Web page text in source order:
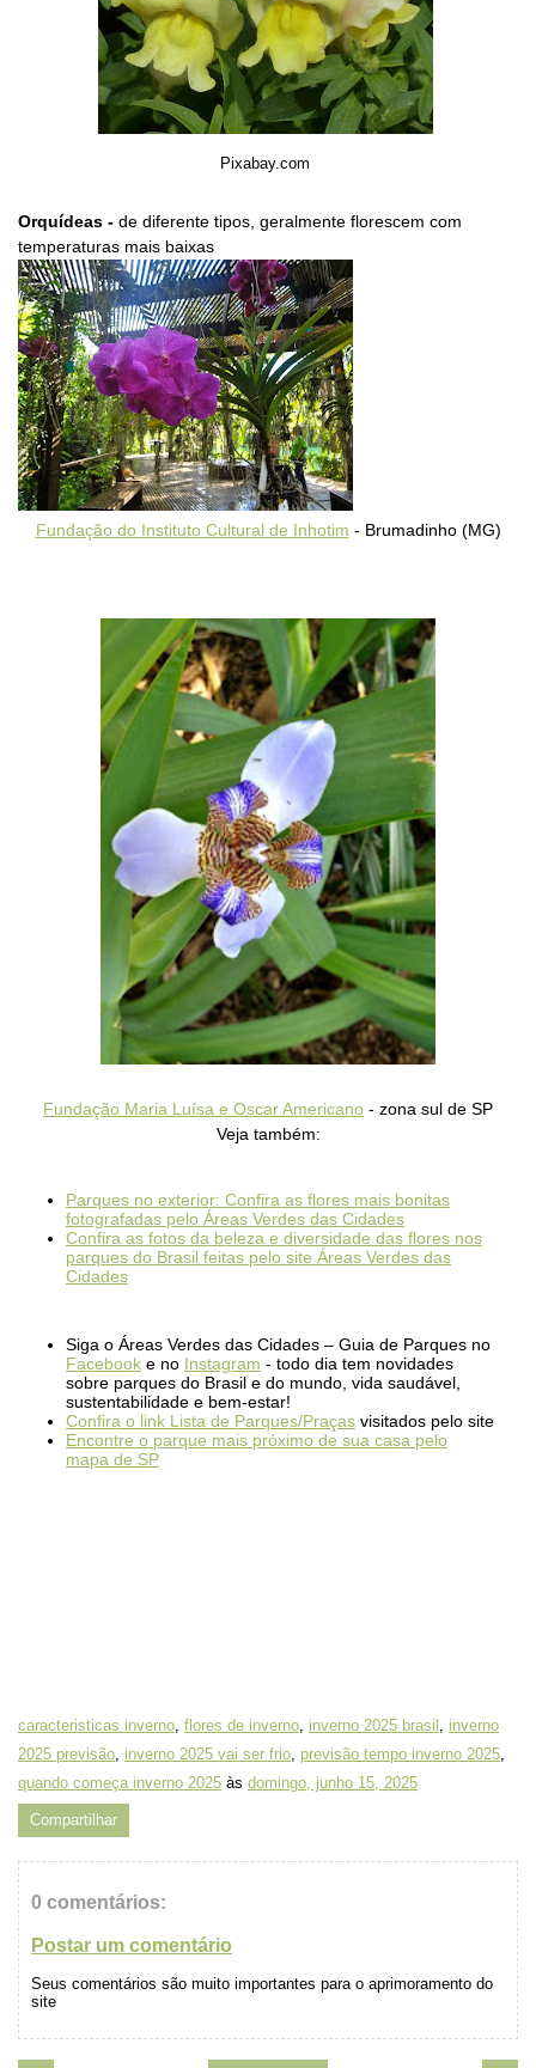
Pixabay.com
Orquídeas - de diferente tipos, geralmente florescem com
temperaturas mais baixas
Fundação do Instituto Cultural de Inhotim - Brumadinho (MG)
Fundação Maria Luísa e Oscar Americano - zona sul de SP
Veja também:
Parques no exterior: Confira as flores mais bonitas
fotografadas pelo Áreas Verdes das Cidades
Confira as fotos da beleza e diversidade das flores nos
parques do Brasil feitas pelo site Áreas Verdes das
Cidades
Siga o Áreas Verdes das Cidades – Guia de Parques no
Facebook e no Instagram - todo dia tem novidades
sobre parques do Brasil e do mundo, vida saudável,
sustentabilidade e bem-estar!
Confira o link Lista de Parques/Praças visitados pelo site
Encontre o parque mais próximo de sua casa pelo
mapa de SP
caracteristicas inverno flores de inverno inverno 2025 brasil
inverno
2025 previsão inverno 2025 vai ser frio previsão tempo inverno 2025
quando começa inverno 2025 às domingo, junho 15, 2025
Compartilhar
0 comentários:
Postar um comentário
Seus comentários são muito importantes para o aprimoramento do
site